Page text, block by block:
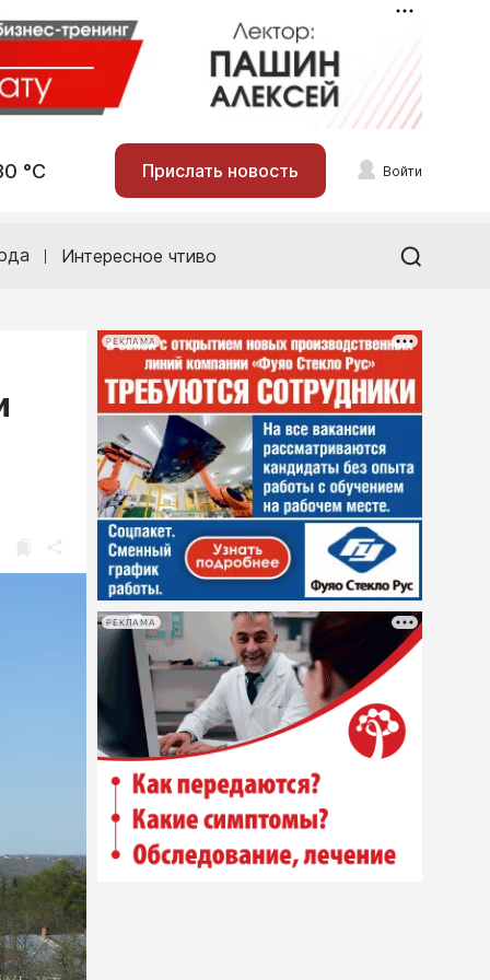
°С Прислать новость Войти
Интересное чтиво
РЕКЛАМА
РЕКЛАМА